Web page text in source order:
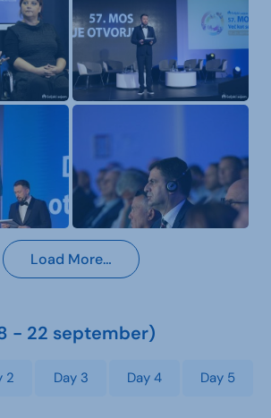
Load More…
- 22 september)
2 Day 3 Day 4 Day 5